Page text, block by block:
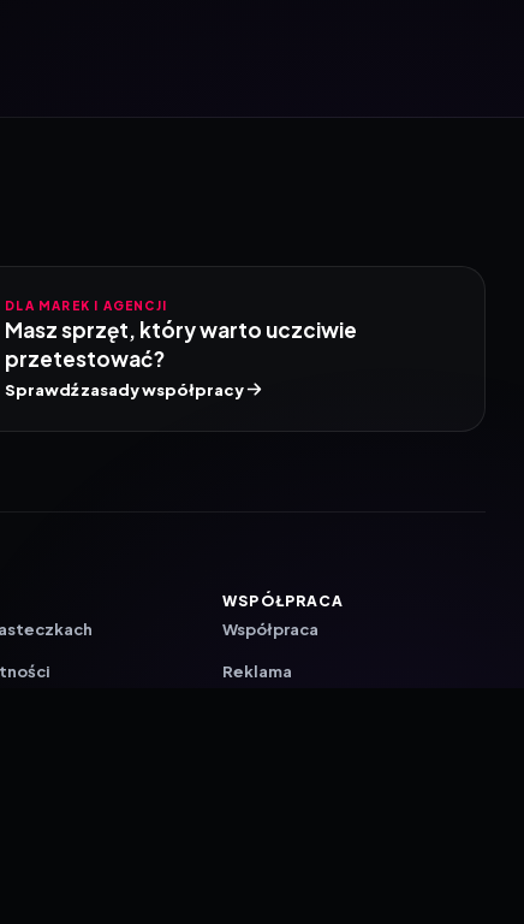
DLA MAREK I AGENCJI
Masz sprzęt, który warto uczciwie
przetestować?
Sprawdź zasady współpracy
WSPÓŁPRACA
Współpraca
Reklama